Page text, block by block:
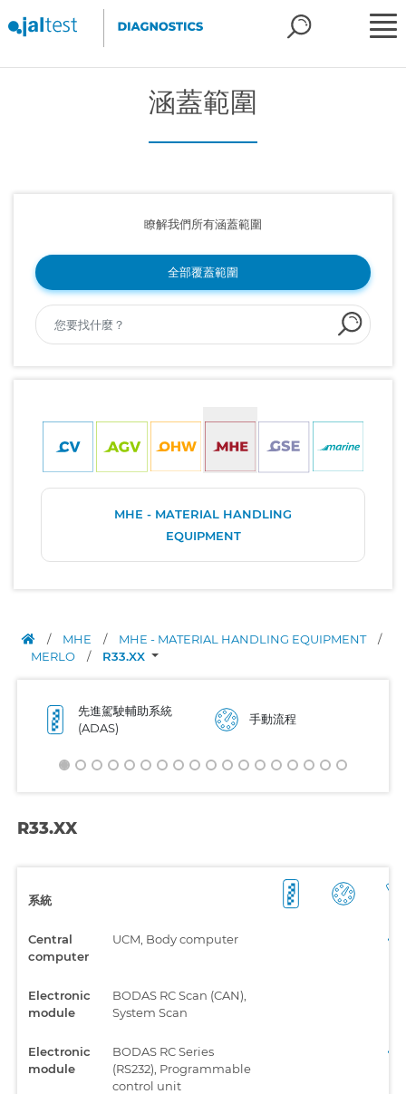
涵蓋範圍
瞭解我們所有涵蓋範圍
全部覆蓋範圍
MHE - MATERIAL HANDLING
EQUIPMENT
/ MHE / MHE - MATERIAL HANDLING EQUIPMENT
/
MERLO
/ R33.XX
先進駕駛輔助系統
(ADAS)
手動流程
R33.XX
系統
Central
computer
UCM, Body computer
Electronic
module
BODAS RC Scan (CAN),
System Scan
Electronic
module
BODAS RC Series
(RS232), Programmable
control unit